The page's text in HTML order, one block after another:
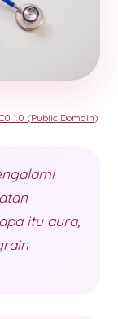
1.0 (Public Domain)
itu aura,